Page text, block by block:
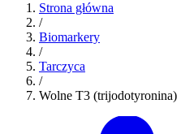
Strona główna
/
Biomarkery
/
Tarczyca
/
Wolne T3 (trijodotyronina)